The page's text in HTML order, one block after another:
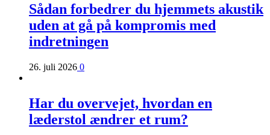
Sådan forbedrer du hjemmets akustik
uden at gå på kompromis med
indretningen
26. juli 2026 0
Har du overvejet, hvordan en
læderstol ændrer et rum?